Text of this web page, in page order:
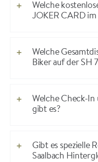
Welche
JOKER CARD
Welche
Biker auf der SH
Welche Check-
gibt es?
Gibt es spezielle
Saalbach